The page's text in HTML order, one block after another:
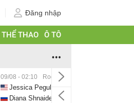
Đăng nhập
THỂ THAO Ô TÔ
09/08 - 02:10 Rogers Cup
Jessica Pegula
Diana Shnaider